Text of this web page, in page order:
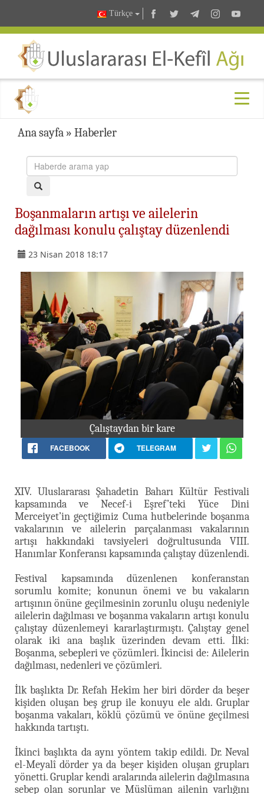
Türkçe
Ana sayfa » Haberler
Boşanmaların artışı ve ailelerin
dağılması konulu çalıştay düzenlendi
23 Nisan 2018 18:17
Çalıştaydan bir kare
FACEBOOK TELEGRAM
XIV. Uluslararası Şahadetin Baharı Kültür Festivali
kapsamında ve Necef-i Eşref’teki Yüce Dini
Merceiyet’in geçtiğimiz Cuma hutbelerinde boşanma
vakalarının ve ailelerin parçalanması vakalarının
artışı hakkındaki tavsiyeleri doğrultusunda VIII.
Hanımlar Konferansı kapsamında çalıştay düzenlendi.
Festival kapsamında düzenlenen konferanstan
sorumlu komite; konunun önemi ve bu vakaların
artışının önüne geçilmesinin zorunlu oluşu nedeniyle
ailelerin dağılması ve boşanma vakaların artışı konulu
çalıştay düzenlemeyi kararlaştırmıştı. Çalıştay genel
olarak iki ana başlık üzerinden devam etti. İlki:
Boşanma, sebepleri ve çözümleri. İkincisi de: Ailelerin
dağılması, nedenleri ve çözümleri.
İlk başlıkta Dr. Refah Hekîm her biri dörder da beşer
kişiden oluşan beş grup ile konuyu ele aldı. Gruplar
boşanma vakaları, köklü çözümü ve önüne geçilmesi
hakkında tartıştı.
İkinci başlıkta da aynı yöntem takip edildi. Dr. Neval
el-Meyalî dörder ya da beşer kişiden oluşan grupları
yönetti. Gruplar kendi aralarında ailelerin dağılmasına
sebep olan sorunlar ve Müslüman ailenin varlığını